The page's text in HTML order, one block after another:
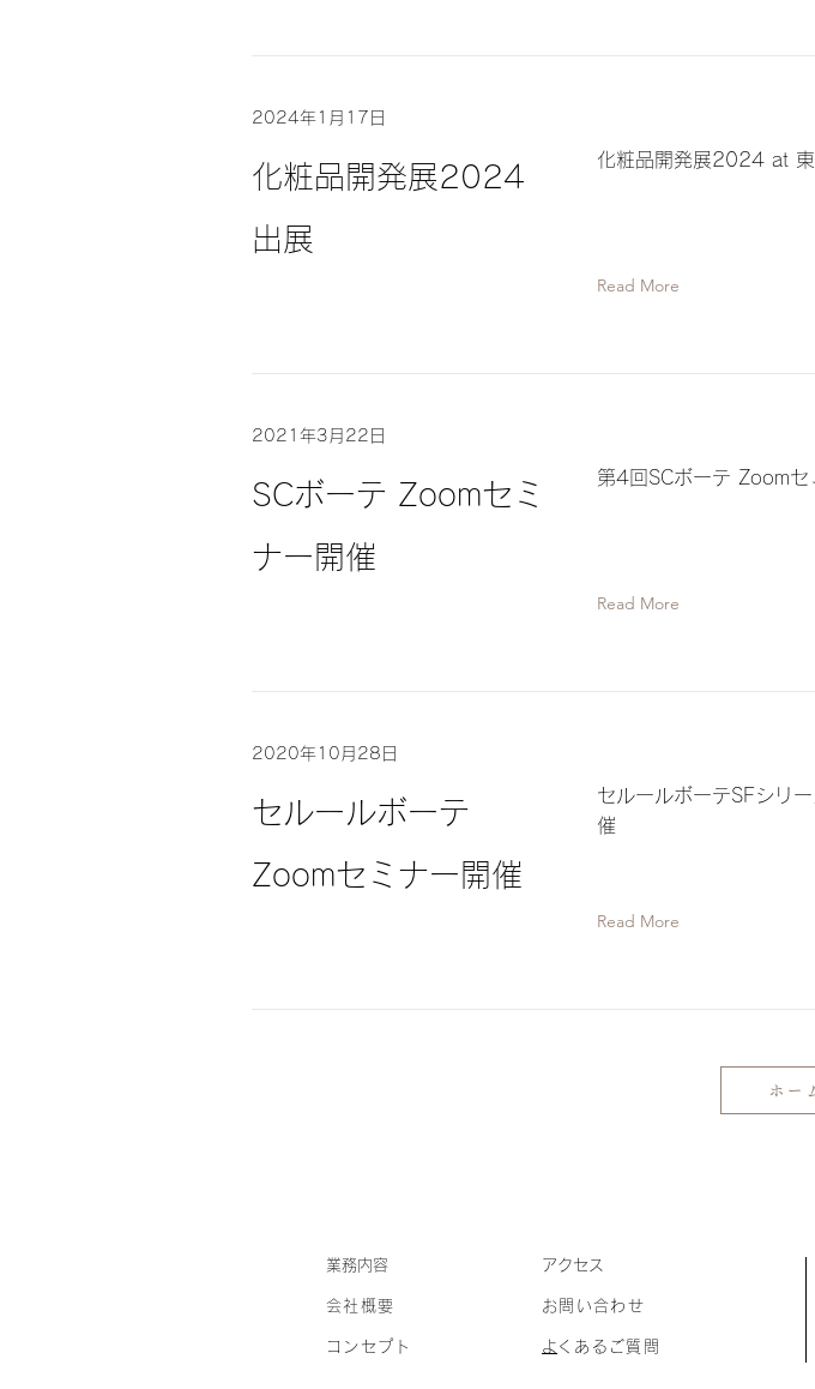
2024年1月17日
化粧品開発展2024
出展
化粧品開発展2024 at 東
Read More
2021年3月22日
SCボーテ Zoomセミ
ナー開催
第4回SCボーテ Zoomセ
Read More
2020年10月28日
セルールボーテ
Zoomセミナー開催
セルールボーテSFシリ
催
Read More
ホー
業務内容
会社概要
コンセプト
アクセス
お問い合わせ
​ よくあるご質問